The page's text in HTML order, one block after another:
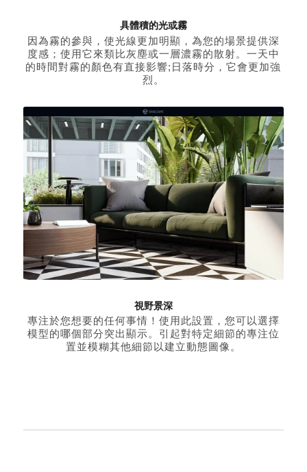
具體積的光或霧
因為霧的參與，使光線更加明顯，為您的場景提供深
度感；使用它來類比灰塵或一層濃霧的散射。一天中
的時間對霧的顏色有直接影響;日落時分，它會更加強
烈。
視野景深
專注於您想要的任何事情！使用此設置，您可以選擇
模型的哪個部分突出顯示。引起對特定細節的專注位
置並模糊其他細節以建立動態圖像。